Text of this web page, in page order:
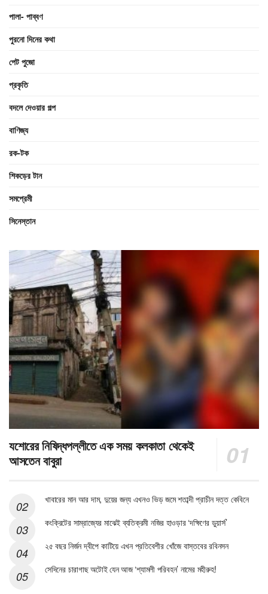
পালা- পাব্বণ
পুরনো দিনের কথা
পেট পুজো
প্রকৃতি
বদলে দেওয়ার গল্প
বাণিজ্য
রক-টক
শিকড়ের টান
সমপ্রেমী
সিনেস্তান
যশোরের নিষিদ্ধপল্লীতে এক সময় কলকাতা থেকেই
আসতেন বাবুরা
খাবারের মান আর দাম, দুয়ের জন্য এখনও ভিড় জমে শতাব্দী প্রাচীন দত্ত কেবিনে
কংক্রিটের সাম্রাজ্যের মাঝেই ব্যতিক্রমী নজির হাওড়ার ‘দক্ষিণের ডুয়ার্স’
২৫ বছর নির্জন দ্বীপে কাটিয়ে এখন প্রতিবেশীর খোঁজে বাস্তবের রবিনসন
সেদিনের চারাগাছ অটোই যেন আজ ‘শ্যামলী পরিবহন’ নামের মহীরুহ!